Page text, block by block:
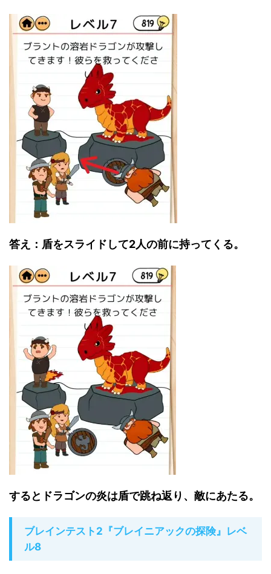
答え：盾をスライドして2人の前に持ってくる。
するとドラゴンの炎は盾で跳ね返り、敵にあたる。
ブレインテスト2『ブレイニアックの探険』レベ
ル8